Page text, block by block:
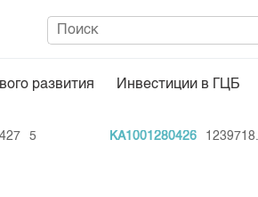
развития Инвестиции в ГЦБ
5 KA1001280426 1239718.5